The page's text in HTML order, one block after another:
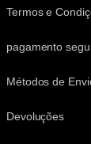
Termos e
pagamento
Métodos de
Devoluções